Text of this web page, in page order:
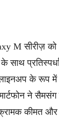
M सीरीज़
साथ
के रूप में
ने
कीमत